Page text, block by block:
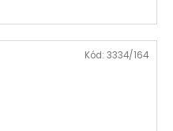
Kód: 3334/164